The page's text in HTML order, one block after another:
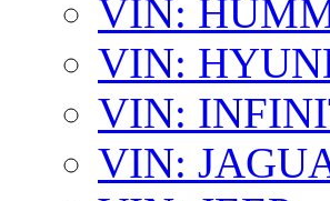
VIN:
VIN:
VIN:
VIN: